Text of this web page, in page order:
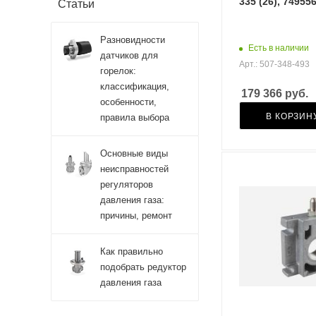
Есть в наличии
Арт.: 507-348-493
179 366 руб.
В
Статьи
Разновидности
датчиков для
горелок:
классификация,
особенности,
правила выбора
Основные виды
неисправностей
регуляторов
давления газа:
причины, ремонт
Как правильно
подобрать редуктор
давления газа